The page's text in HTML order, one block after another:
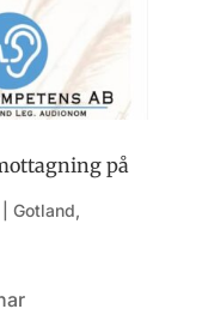
på
Gotland,